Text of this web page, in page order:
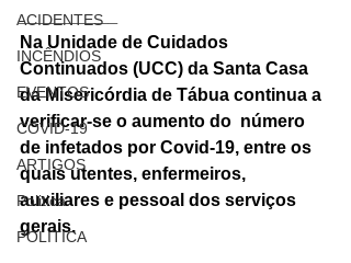
ACIDENTES
INCÊNDIOS
EVENTOS
COVID-19
ARTIGOS
Politica
POLITICA
__________
Na Unidade de Cuidados
Continuados (UCC) da Santa Casa
da Misericórdia de Tábua continua a
verificar-se o aumento do  número
de infetados por Covid-19, entre os
quais utentes, enfermeiros,
auxiliares e pessoal dos serviços
gerais.